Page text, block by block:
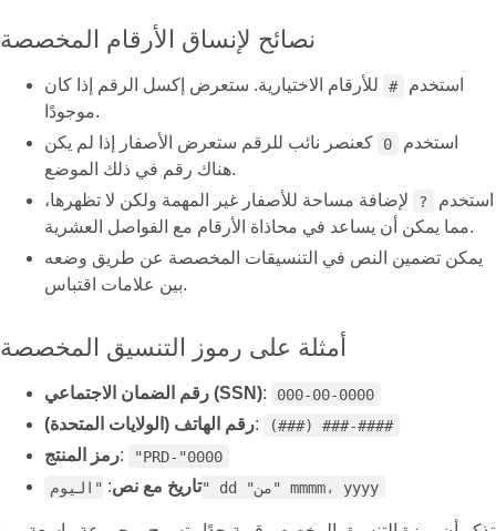
نصائح لإنساق الأرقام المخصصة
استخدم #
للأرقام الاختيارية. ستعرض إكسل الرقم إذا كان
موجودًا.
استخدم
0
كعنصر نائب للرقم ستعرض الأصفار إذا لم يكن
هناك رقم في ذلك الموضع.
استخدم
?
لإضافة مساحة للأصفار غير المهمة ولكن لا تظهرها،
مما يمكن أن يساعد في محاذاة الأرقام مع الفواصل العشرية.
يمكن تضمين النص في التنسيقات المخصصة عن طريق وضعه
بين علامات اقتباس.
أمثلة على رموز التنسيق المخصصة
رقم الضمان الاجتماعي (SSN): 000-00-0000
رقم الهاتف (الولايات المتحدة): (###) ###-####
رمز المنتج: "PRD-"0000
تاريخ مع نص: "اليوم" dd "من" mmmm، yyyy